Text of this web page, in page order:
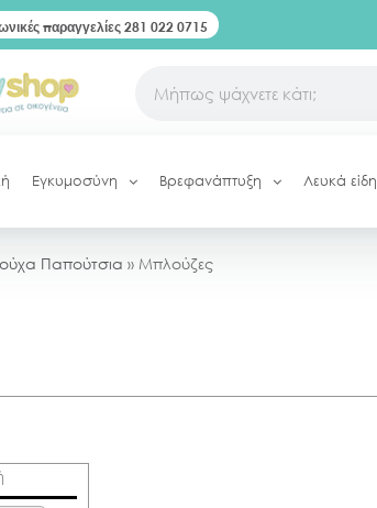
παραγγελίες 281 022 0715
Εγκυμοσύνη Βρεφανάπτυξη Λευκά είδη
Παπούτσια » Μπλούζες